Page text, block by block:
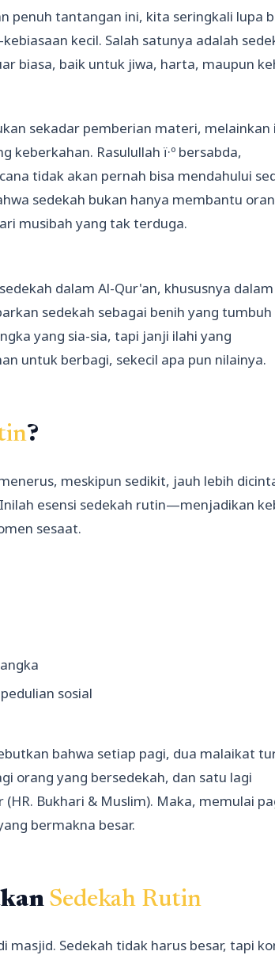
penuh tantangan ini, kita seringkali lupa
kecil. Salah satunya adalah
biasa, baik untuk jiwa, harta, maupun
sekadar pemberian materi, melainkan
keberkahan. Rasulullah ï·º bersabda,
tidak akan pernah bisa mendahului
sedekah bukan hanya membantu
musibah yang tak terduga.
dalam Al-Qur'an, khususnya
sedekah sebagai benih yang
yang sia-sia, tapi janji ilahi yang
untuk berbagi, sekecil apa pun nilainya.
?
meskipun sedikit, jauh lebih
esensi sedekah rutin—menjadikan
sesaat.
sosial
bahwa setiap pagi, dua malaikat
orang yang bersedekah, dan satu lagi
Bukhari & Muslim). Maka, memulai
bermakna besar.
Sedekah Rutin
masjid. Sedekah tidak harus besar, tapi